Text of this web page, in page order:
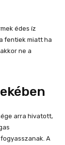
édes íz
fentiek miatt ha
ne a
arra hivatott,
A